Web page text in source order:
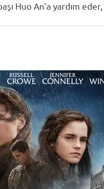
Huo An’a yardım